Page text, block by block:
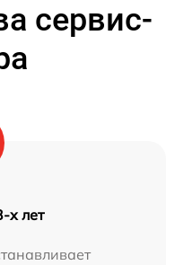
сервис-
х лет